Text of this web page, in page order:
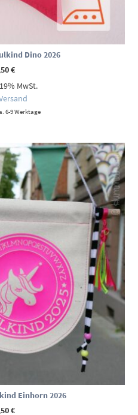
Dino 2026
€
MwSt.
6-9 Werktage
Einhorn 2026
€